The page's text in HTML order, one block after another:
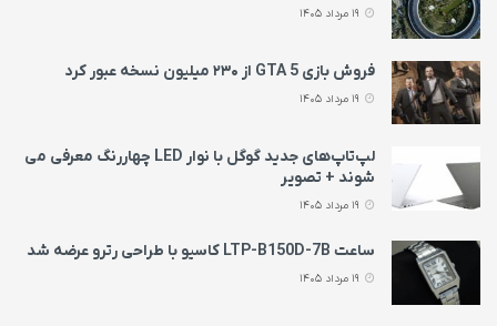
فروش بازی GTA 5 از ۲۳۰ میلیون نسخه عبور کرد
لپ‌تاپ‌های جدید گوگل با نوار LED چهاررنگ معرفی می‌
شوند + تصویر
ساعت LTP-B150D-7B کاسیو با طراحی رترو عرضه شد